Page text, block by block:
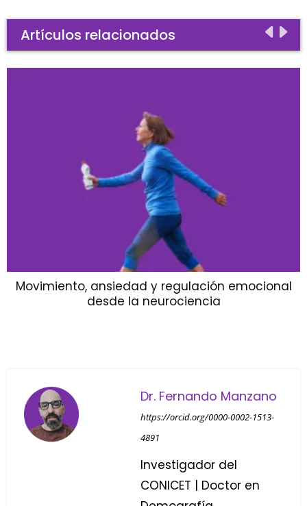
Artículos relacionados
Movimiento, ansiedad y regulación emocional
desde la neurociencia
Dr. Fernando Manzano
https://orcid.org/0000-0002-1513-
4891
Investigador del
CONICET | Doctor en